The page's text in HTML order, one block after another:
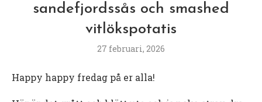
sandefjordssås och smashed
vitlökspotatis
27 februari, 2026
Happy happy fredag på er alla!